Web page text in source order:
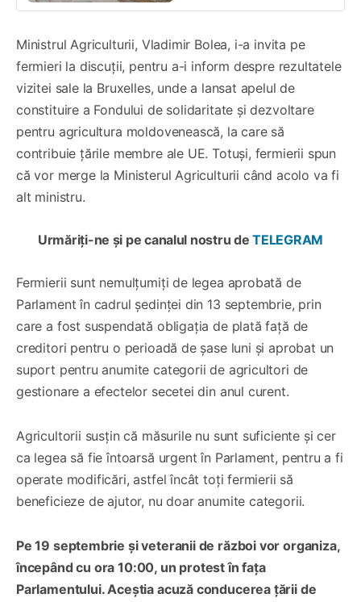
Ministrul Agriculturii, Vladimir Bolea, i-a invita pe
fermieri la discuții, pentru a-i inform despre rezultatele
vizitei sale la Bruxelles, unde a lansat apelul de
constituire a Fondului de solidaritate și dezvoltare
pentru agricultura moldovenească, la care să
contribuie țările membre ale UE. Totuși, fermierii spun
că vor merge la Ministerul Agriculturii când acolo va fi
alt ministru.
Urmăriți-ne și pe canalul nostru deTELEGRAM
Fermierii sunt nemulțumiți de legea aprobată de
Parlament în cadrul ședinței din 13 septembrie, prin
care a fost suspendată obligația de plată față de
creditori pentru o perioadă de șase luni și aprobat un
suport pentru anumite categorii de agricultori de
gestionare a efectelor secetei din anul curent.
Agricultorii susțin că măsurile nu sunt suficiente și cer
ca legea să fie întoarsă urgent în Parlament, pentru a fi
operate modificări, astfel încât toți fermierii să
beneficieze de ajutor, nu doar anumite categorii.
Pe 19 septembrie și veteranii de război vor organiza,
începând cu ora 10:00, un protest în fața
Parlamentului. Aceștia acuză conducerea țării de